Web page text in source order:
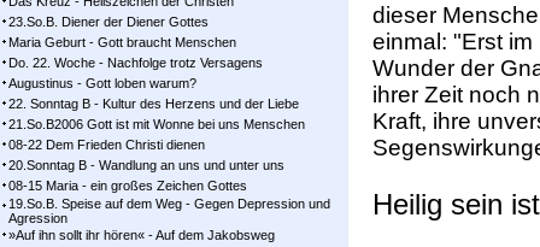
23.So.B. Diener der Diener Gottes
Maria Geburt - Gott braucht Menschen
Do. 22. Woche - Nachfolge trotz Versagens
Augustinus - Gott loben warum?
22. Sonntag B - Kultur des Herzens und der Liebe
21.So.B2006 Gott ist mit Wonne bei uns Menschen
08-22 Dem Frieden Christi dienen
20.Sonntag B - Wandlung an uns und unter uns
08-15 Maria - ein großes Zeichen Gottes
19.So.B. Speise auf dem Weg - Gegen Depression und
Agression
»Auf ihn sollt ihr hören« - Auf dem Jakobsweg
dieser
einmal: "Erst
Wunder der
ihrer Zeit noch
Kraft, ihre
Heilig sein